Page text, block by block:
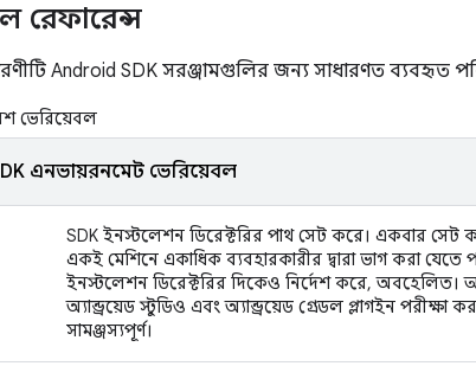
রেফারেন্স
Android SDK সরঞ্জামগুলির জন্য সাধারণত ব্যবহৃত
ভেরিয়েবল
এনভায়রনমেন্ট ভেরিয়েবল
SDK ইনস্টলেশন ডিরেক্টরির পাথ সেট করে। একবার সেট
একই মেশিনে একাধিক ব্যবহারকারীর দ্বারা ভাগ করা যেতে
ইনস্টলেশন ডিরেক্টরির দিকেও নির্দেশ করে, অবহেলিত।
অ্যান্ড্রয়েড স্টুডিও এবং অ্যান্ড্রয়েড গ্রেডল প্লাগইন
সামঞ্জস্যপূর্ণ।